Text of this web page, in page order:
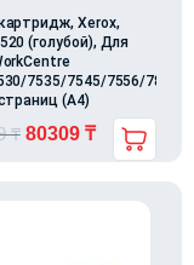
7970,
Xerox,
(голубой), Для
7535/7545/7556/7830/
(А4)
₸ 80309 ₸